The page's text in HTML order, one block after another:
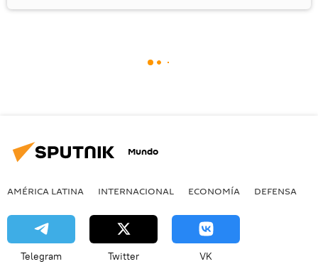
Mundo
AMÉRICA LATINA INTERNACIONAL ECONOMÍA DEFENSA
Telegram Twitter VK